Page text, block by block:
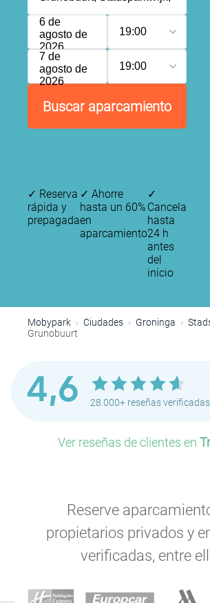
6 de
agosto de
2026
19:00
7 de
agosto de
2026
19:00
Buscar aparcamiento
✓ Reserva
rápida y
prepagada
✓ Ahorre
hasta un 60%
en
aparcamiento
✓
Cancela
hasta
24 h
antes
del
inicio
Mobypark Ciudades Groninga
Grunobuurt
4,6 28.000+ reseñas
Ver reseñas de clientes en
Reserve
propietarios privados y
verificadas, entre